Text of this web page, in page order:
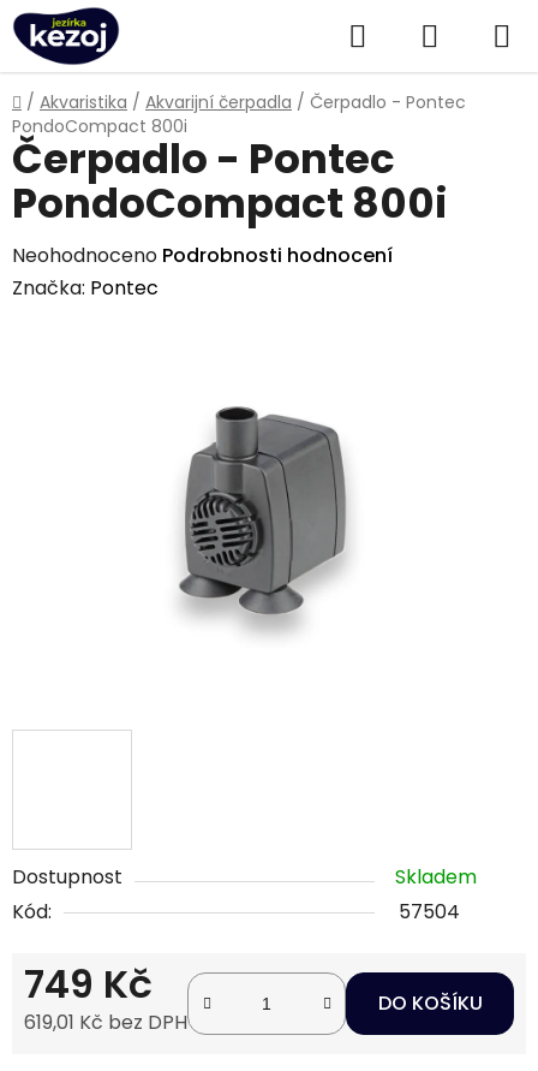
Přejít
na
obsah
Hledat
KOŠÍK
Domů
/ Akvaristika / Akvarijní čerpadla / Čerpadlo - Pontec
PondoCompact 800i
Dostupnost
Skladem
Kód:
57504
749 Kč
619,01 Kč bez DPH
DO KOŠÍKU
Čerpadlo - Pontec
PondoCompact 800i
Průměrné
hodnocení
Neohodnoceno Podrobnosti hodnocení
Značka: Pontec